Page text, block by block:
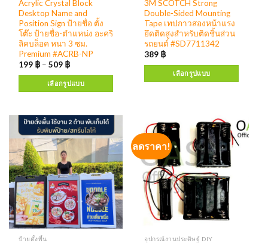
3M SCOTCH Strong
Double-Sided Mounting
Tape เทปกาวสองหน้าแรง
ยึดติดสูงสำหรับติดชิ้นส่วน
รถยนต์ #SD7711342
389 ฿
เลือกรูปแบบ
ป้ายตั้งพื้น
ลดราคา!
อุปกรณ์งานประดิษฐ์ DIY
Acrylic Crystal Block
Desktop Name and
Position Sign ป้ายชื่อ ตั้ง
โต๊ะ ป้ายชื่อ-ตำแหน่ง อะคริ
ลิคบล็อค หนา 3 ซม.
Premium #ACRB-NP
199 ฿ –509 ฿
เลือกรูปแบบ